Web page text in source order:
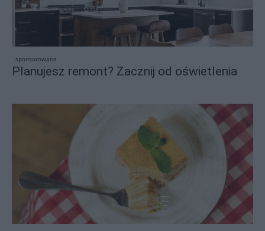
sponsorowane
Planujesz remont? Zacznij od oświetlenia